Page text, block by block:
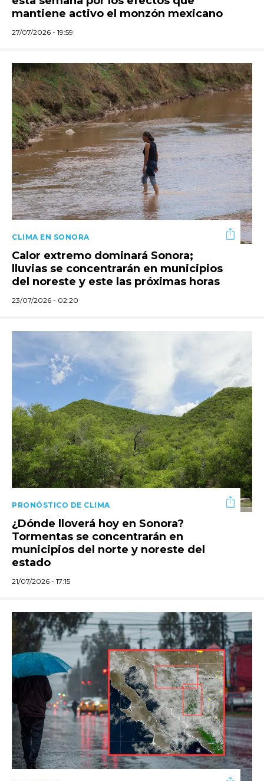
mantiene activo el monzón mexicano
27/07/2026 - 19:59
CLIMA EN SONORA
Calor extremo dominará Sonora;
lluvias se concentrarán en municipios
del noreste y este las próximas horas
23/07/2026 - 02:20
PRONÓSTICO DE CLIMA
¿Dónde lloverá hoy en Sonora?
Tormentas se concentrarán en
municipios del norte y noreste del
estado
21/07/2026 - 17:15